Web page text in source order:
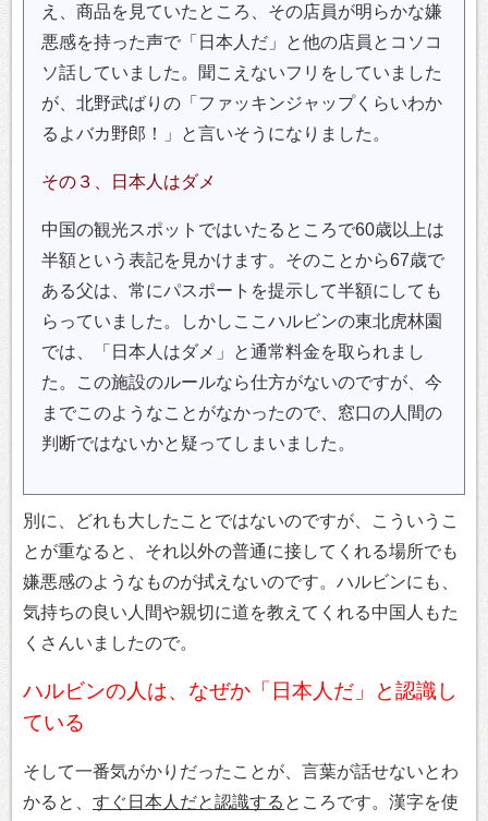
え、商品を見ていたところ、その店員が明らかな嫌
悪感を持った声で「日本人だ」と他の店員とコソコ
ソ話していました。聞こえないフリをしていました
が、北野武ばりの「ファッキンジャップくらいわか
るよバカ野郎！」と言いそうになりました。
その３、日本人はダメ
中国の観光スポットではいたるところで60歳以上は
半額という表記を見かけます。そのことから67歳で
ある父は、常にパスポートを提示して半額にしても
らっていました。しかしここハルビンの東北虎林園
では、「日本人はダメ」と通常料金を取られまし
た。この施設のルールなら仕方がないのですが、今
までこのようなことがなかったので、窓口の人間の
判断ではないかと疑ってしまいました。
別に、どれも大したことではないのですが、こういうこ
とが重なると、それ以外の普通に接してくれる場所でも
嫌悪感のようなものが拭えないのです。ハルビンにも、
気持ちの良い人間や親切に道を教えてくれる中国人もた
くさんいましたので。
ハルビンの人は、なぜか「日本人だ」と認識し
ている
そして一番気がかりだったことが、言葉が話せないとわ
かると、 すぐ日本人だと認識する ところです。漢字を使